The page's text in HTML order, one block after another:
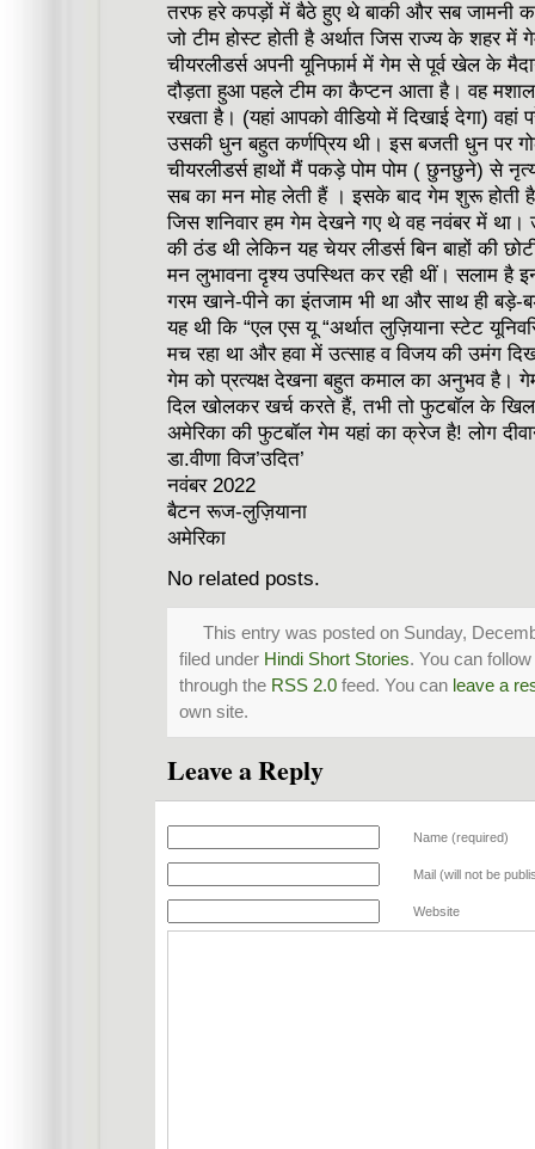
तरफ हरे कपड़ों में बैठे हुए थे बाकी और सब जामनी
जो टीम होस्ट होती है अर्थात जिस राज्य के शहर में
चीयरलीडर्स अपनी यूनिफार्म में गेम से पूर्व खेल के
दौड़ता हुआ पहले टीम का कैप्टन आता है। वह
रखता है। (यहां आपको वीडियो में दिखाई देगा)
उसकी धुन बहुत कर्णप्रिय थी। इस बजती धुन पर
चीयरलीडर्स हाथों मैं पकड़े पोम पोम ( छुनछुने) से
सब का मन मोह लेती हैं । इसके बाद गेम शुरू होती
जिस शनिवार हम गेम देखने गए थे वह नवंबर में था।
की ठंड थी लेकिन यह चेयर लीडर्स बिन बाहों की
मन लुभावना दृश्य उपस्थित कर रही थीं। सलाम है
गरम खाने-पीने का इंतजाम भी था और साथ ही
यह थी कि “एल एस यू “अर्थात लुज़ियाना स्टेट
मच रहा था और हवा में उत्साह व विजय की उमंग
गेम को प्रत्यक्ष देखना बहुत कमाल का अनुभव है।
दिल खोलकर खर्च करते हैं, तभी तो फुटबॉल के
अमेरिका की फुटबॉल गेम यहां का क्रेज है! लोग
डा.वीणा विज’उदित’
नवंबर 2022
बैटन रूज-लुज़ियाना
अमेरिका
No related posts.
This entry was posted on Sunday,
filed under Hindi Short Stories. You can
through the RSS 2.0 feed. You can leave a
own site.
Leave a Reply
Name (required)
Mail (will not be
Website